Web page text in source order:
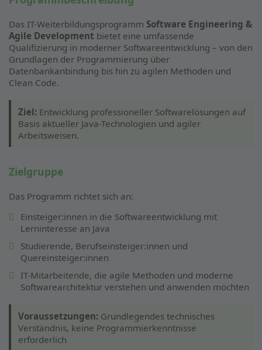
Das IT-Weiterbildungsprogramm Software Engineering &
Agile Development bietet eine umfassende
Qualifizierung in moderner Softwareentwicklung – von den
Grundlagen der Programmierung über
Datenbankanbindung bis hin zu agilen Methoden und
Clean Code.
Ziel: Entwicklung professioneller Softwarelösungen auf
Basis aktueller Java-Technologien und agiler
Arbeitsweisen.
Zielgruppe
Das Programm richtet sich an:
Einsteiger:innen in die Softwareentwicklung mit
Lerninteresse an Java
Studierende, Berufseinsteiger:innen und
Quereinsteiger:innen
IT-Mitarbeitende, die agile Methoden und moderne
Softwarearchitektur verstehen und anwenden möchten
Voraussetzungen: Grundlegendes technisches
Verständnis, keine Programmierkenntnisse
erforderlich